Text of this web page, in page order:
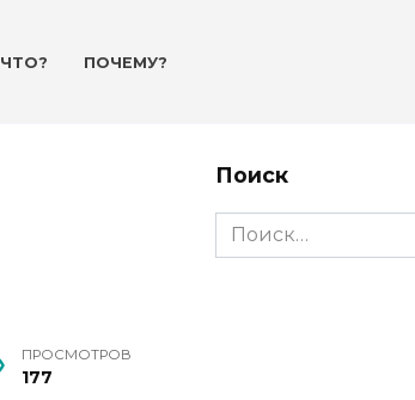
ЧТО? ПОЧЕМУ?
ПРОСМОТРОВ
177
Поиск
Search
for: